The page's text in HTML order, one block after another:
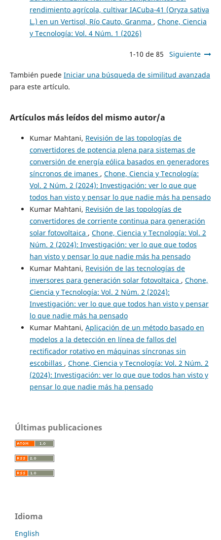
rendimiento agrícola, cultivar IACuba-41 (Oryza sativa
L.) en un Vertisol, Río Cauto, Granma , Chone, Ciencia
y Tecnología: Vol. 4 Núm. 1 (2026)
1-10 de 85 Siguiente
También puede Iniciar una búsqueda de similitud avanzada
para este artículo.
Artículos más leídos del mismo autor/a
Kumar Mahtani, Revisión de las topologías de
convertidores de potencia plena para sistemas de
conversión de energía eólica basados en generadores
síncronos de imanes , Chone, Ciencia y Tecnología:
Vol. 2 Núm. 2 (2024): Investigación: ver lo que que
todos han visto y pensar lo que nadie más ha pensado
Kumar Mahtani, Revisión de las topologías de
convertidores de corriente continua para generación
solar fotovoltaica , Chone, Ciencia y Tecnología: Vol. 2
Núm. 2 (2024): Investigación: ver lo que que todos
han visto y pensar lo que nadie más ha pensado
Kumar Mahtani, Revisión de las tecnologías de
inversores para generación solar fotovoltaica , Chone,
Ciencia y Tecnología: Vol. 2 Núm. 2 (2024):
Investigación: ver lo que que todos han visto y pensar
lo que nadie más ha pensado
Kumar Mahtani, Aplicación de un método basado en
modelos a la detección en línea de fallos del
rectificador rotativo en máquinas síncronas sin
escobillas , Chone, Ciencia y Tecnología: Vol. 2 Núm. 2
(2024): Investigación: ver lo que que todos han visto y
pensar lo que nadie más ha pensado
Últimas publicaciones
Idioma
English